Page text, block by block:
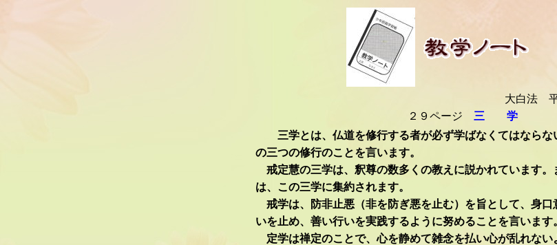
大白法 平
２９ページ 三 学
三学とは、仏道を修行する者が必ず学ばなくてはならな
の三つの修行のことを言います。
戒定慧の三学は、釈尊の数多くの教えに説かれています。
は、この三学に集約されます。
戒学は、防非止悪（非を防ぎ悪を止む）を旨として、身口
いを止め、善い行いを実践するように努めることを言います
定学は禅定のことで、心を静めて雑念を払い心が乱れない